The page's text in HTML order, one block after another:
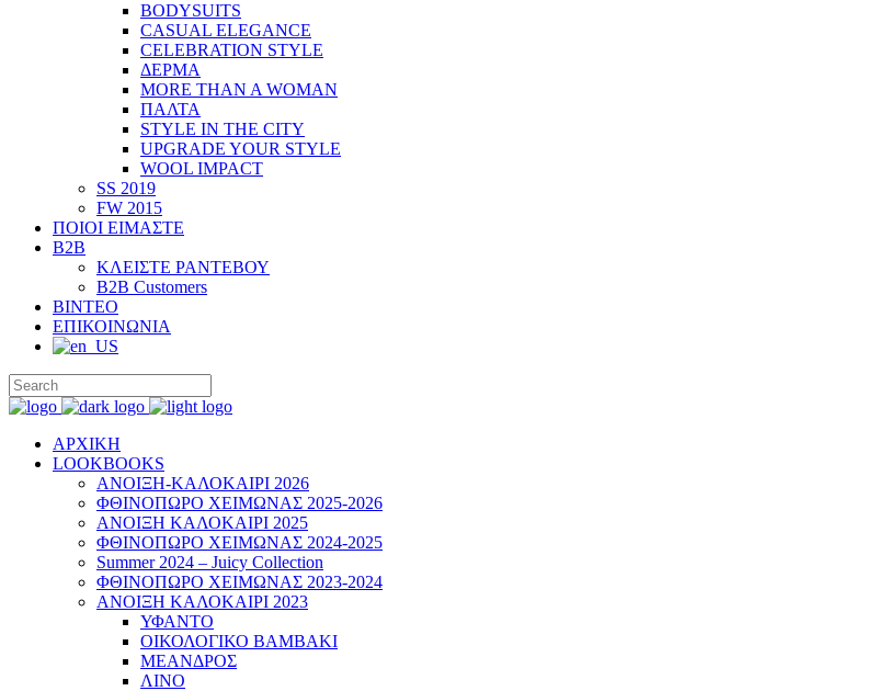
BODYSUITS
CASUAL ELEGANCE
CELEBRATION STYLE
ΔΕΡΜΑ
MORE THAN A WOMAN
ΠΑΛΤΑ
STYLE IN THE CITY
UPGRADE YOUR STYLE
WOOL IMPACT
SS 2019
FW 2015
ΠΟΙΟΙ ΕΙΜΑΣΤΕ
B2B
ΚΛΕΙΣΤΕ ΡΑΝΤΕΒΟΥ
B2B Customers
ΒΙΝΤΕΟ
ΕΠΙΚΟΙΝΩΝΙΑ
ΑΡΧΙΚΗ
LOOKBOOKS
ΑΝΟΙΞΗ-ΚΑΛΟΚΑΙΡΙ 2026
ΦΘΙΝΟΠΩΡΟ ΧΕΙΜΩΝΑΣ 2025-2026
ΑΝΟΙΞΗ ΚΑΛΟΚΑΙΡΙ 2025
ΦΘΙΝΟΠΩΡΟ ΧΕΙΜΩΝΑΣ 2024-2025
Summer 2024 – Juicy Collection
ΦΘΙΝΟΠΩΡΟ ΧΕΙΜΩΝΑΣ 2023-2024
ΑΝΟΙΞΗ ΚΑΛΟΚΑΙΡΙ 2023
ΥΦΑΝΤΟ
ΟΙΚΟΛΟΓΙΚΟ ΒΑΜΒΑΚΙ
ΜΕΑΝΔΡΟΣ
ΛΙΝΟ